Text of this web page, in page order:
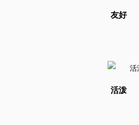
友好
活泼